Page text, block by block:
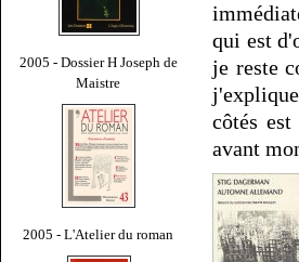
2005 - Dossier H Joseph de
Maistre
2005 - L'Atelier du roman
qui est
je reste
côtés
avant